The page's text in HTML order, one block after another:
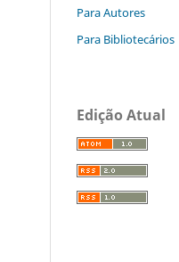
Para Autores
Para Bibliotecários
Edição Atual